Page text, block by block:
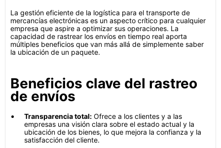
La gestión eficiente de la logística para el transporte de
mercancías electrónicas es un aspecto crítico para cualquier
empresa que aspire a optimizar sus operaciones. La
capacidad de rastrear los envíos en tiempo real aporta
múltiples beneficios que van más allá de simplemente saber
la ubicación de un paquete.
Beneficios clave del rastreo
de envíos
Transparencia total: Ofrece a los clientes y a las
empresas una visión clara sobre el estado actual y la
ubicación de los bienes, lo que mejora la confianza y la
satisfacción del cliente.